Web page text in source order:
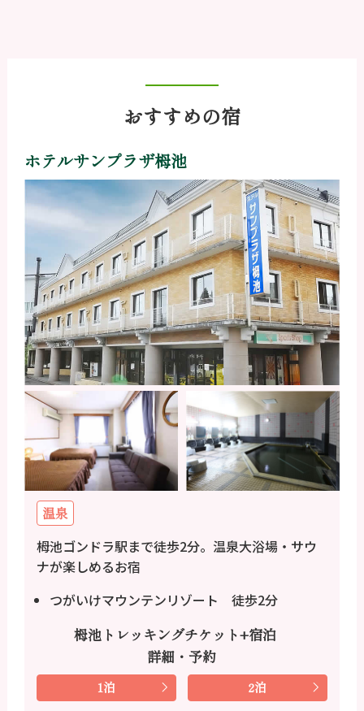
おすすめの宿
ホテルサンプラザ栂池
温泉
栂池ゴンドラ駅まで徒歩2分。温泉大浴場・サウ
ナが楽しめるお宿
つがいけマウンテンリゾート 徒歩2分
栂池トレッキングチケット+宿泊
詳細・予約
1泊 2泊